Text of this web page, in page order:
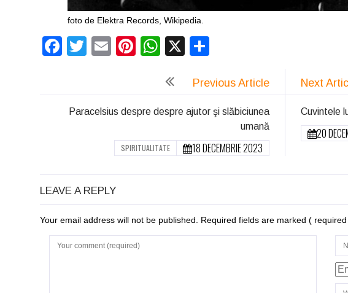
foto de Elektra Records, Wikipedia.
Facebook
Twitter
EmailPinterest
WhatsApp
X
Previous Article
Paracelsius despre despre ajutor şi slăbiciunea
umană
18 DECEMBRIE 2023
SPIRITUALITATE
Next
Cuvintele
20
LEAVE A REPLY
Your email address will not be published. Required fields are marked ( required